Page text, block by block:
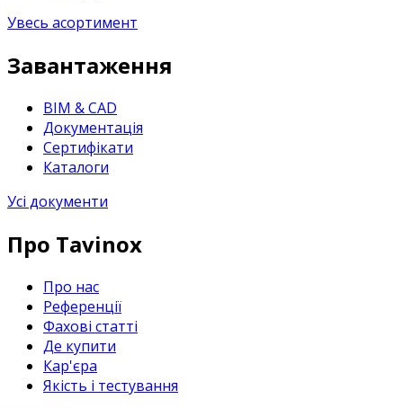
Увесь асортимент
Завантаження
BIM & CAD
Документація
Сертифікати
Каталоги
Усі документи
Про Tavinox
Про нас
Референції
Фахові статті
Де купити
Кар'єра
Якість і тестування